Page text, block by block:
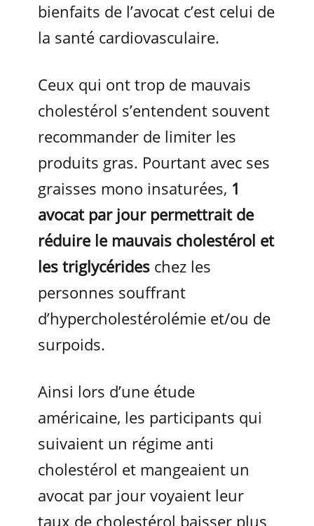
bienfaits de l’avocat c’est celui de
la santé cardiovasculaire.
Ceux qui ont trop de mauvais
cholestérol s’entendent souvent
recommander de limiter les
produits gras. Pourtant avec ses
graisses mono insaturées, 1
avocat par jour permettrait de
réduire le mauvais cholestérol et
les triglycérides chez les
personnes souffrant
d’hypercholestérolémie et/ou de
surpoids.
Ainsi lors d’une étude
américaine, les participants qui
suivaient un régime anti
cholestérol et mangeaient un
avocat par jour voyaient leur
taux de cholestérol baisser plus